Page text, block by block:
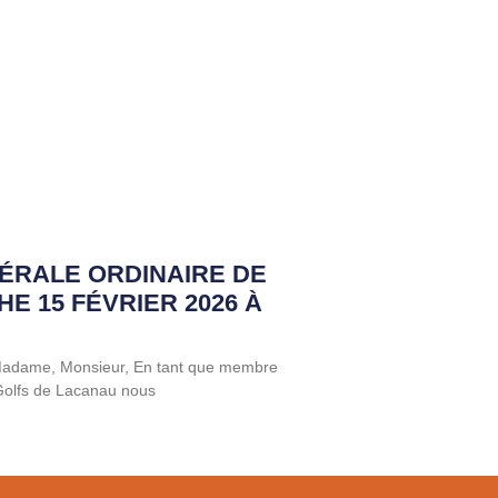
ORDINAIRE DE
15 FÉVRIER 2026 À
Monsieur, En tant que membre
de Lacanau nous